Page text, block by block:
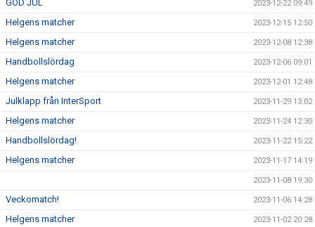
GOD JUL 2023-12-22 09:49
Helgens matcher 2023-12-15 12:50
Helgens matcher 2023-12-08 12:38
Handbollslördag 2023-12-06 09:01
Helgens matcher 2023-12-01 12:48
Julklapp från InterSport 2023-11-29 13:02
Helgens matcher 2023-11-24 12:30
Handbollslördag! 2023-11-22 15:22
Helgens matcher 2023-11-17 14:19
2023-11-08 19:30
Veckomatch! 2023-11-06 14:28
Helgens matcher 2023-11-02 20:28